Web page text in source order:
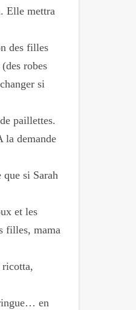
Elle mettra
des filles
robes
si
paillettes.
la demande
que si Sarah
et les
filles, mama
ricotta,
en